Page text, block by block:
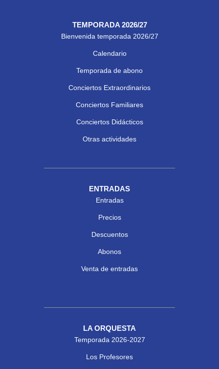
TEMPORADA 2026/27
Bienvenida temporada 2026/27
Calendario
Temporada de abono
Conciertos Extraordinarios
Conciertos Familiares
Conciertos Didácticos
Otras actividades
ENTRADAS
Entradas
Precios
Descuentos
Abonos
Venta de entradas
LA ORQUESTA
Temporada 2026-2027
Los Profesores